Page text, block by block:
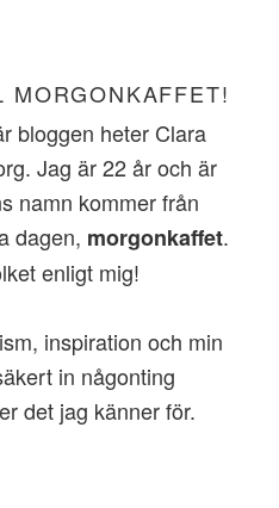
MORGONKAFFET!
bloggen heter Clara
Jag är 22 år och är
namn kommer från
dagen, morgonkaffet.
enligt mig!
inspiration och min
in någonting
det jag känner för.